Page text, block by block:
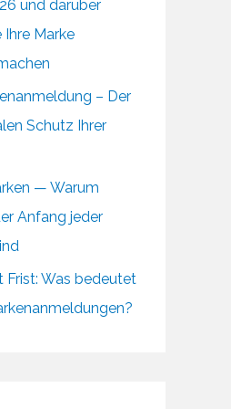
und darüber
Ihre Marke
– Der
Schutz Ihrer
— Warum
Anfang jeder
Frist: Was bedeutet